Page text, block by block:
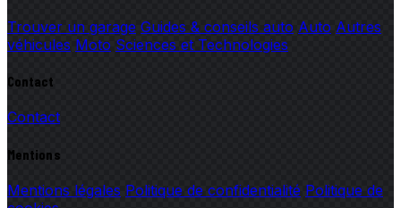
Trouver un garage Guides & conseils auto Auto Autres
véhicules Moto Sciences et Technologies
Contact
Contact
Mentions
Mentions légales Politique de confidentialité Politique de